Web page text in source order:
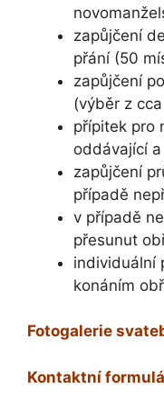
zapůjčení
přání (50
zapůjčení
(výběr z
přípitek pro
oddávající
zapůjčení
případě
v případě
přesunut
individuální
konáním
Fotogalerie
Kontaktní